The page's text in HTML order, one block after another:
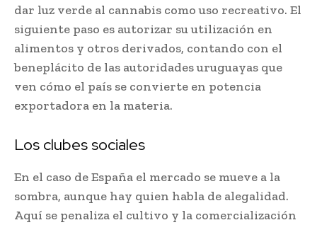
dar luz verde al cannabis como uso recreativo. El
siguiente paso es autorizar su utilización en
alimentos y otros derivados, contando con el
beneplácito de las autoridades uruguayas que
ven cómo el país se convierte en potencia
exportadora en la materia.
Los clubes sociales
En el caso de España el mercado se mueve a la
sombra, aunque hay quien habla de alegalidad.
Aquí se penaliza el cultivo y la comercialización